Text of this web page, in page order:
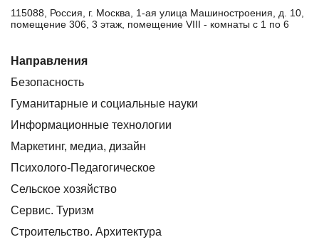
115088, Россия, г. Москва, 1-ая улица Машиностроения, д. 10,
помещение 306, 3 этаж, помещение VIII - комнаты с 1 по 6
Направления
Безопасность
Гуманитарные и социальные науки
Информационные технологии
Маркетинг, медиа, дизайн
Психолого-Педагогическое
Сельское хозяйство
Сервис. Туризм
Строительство. Архитектура